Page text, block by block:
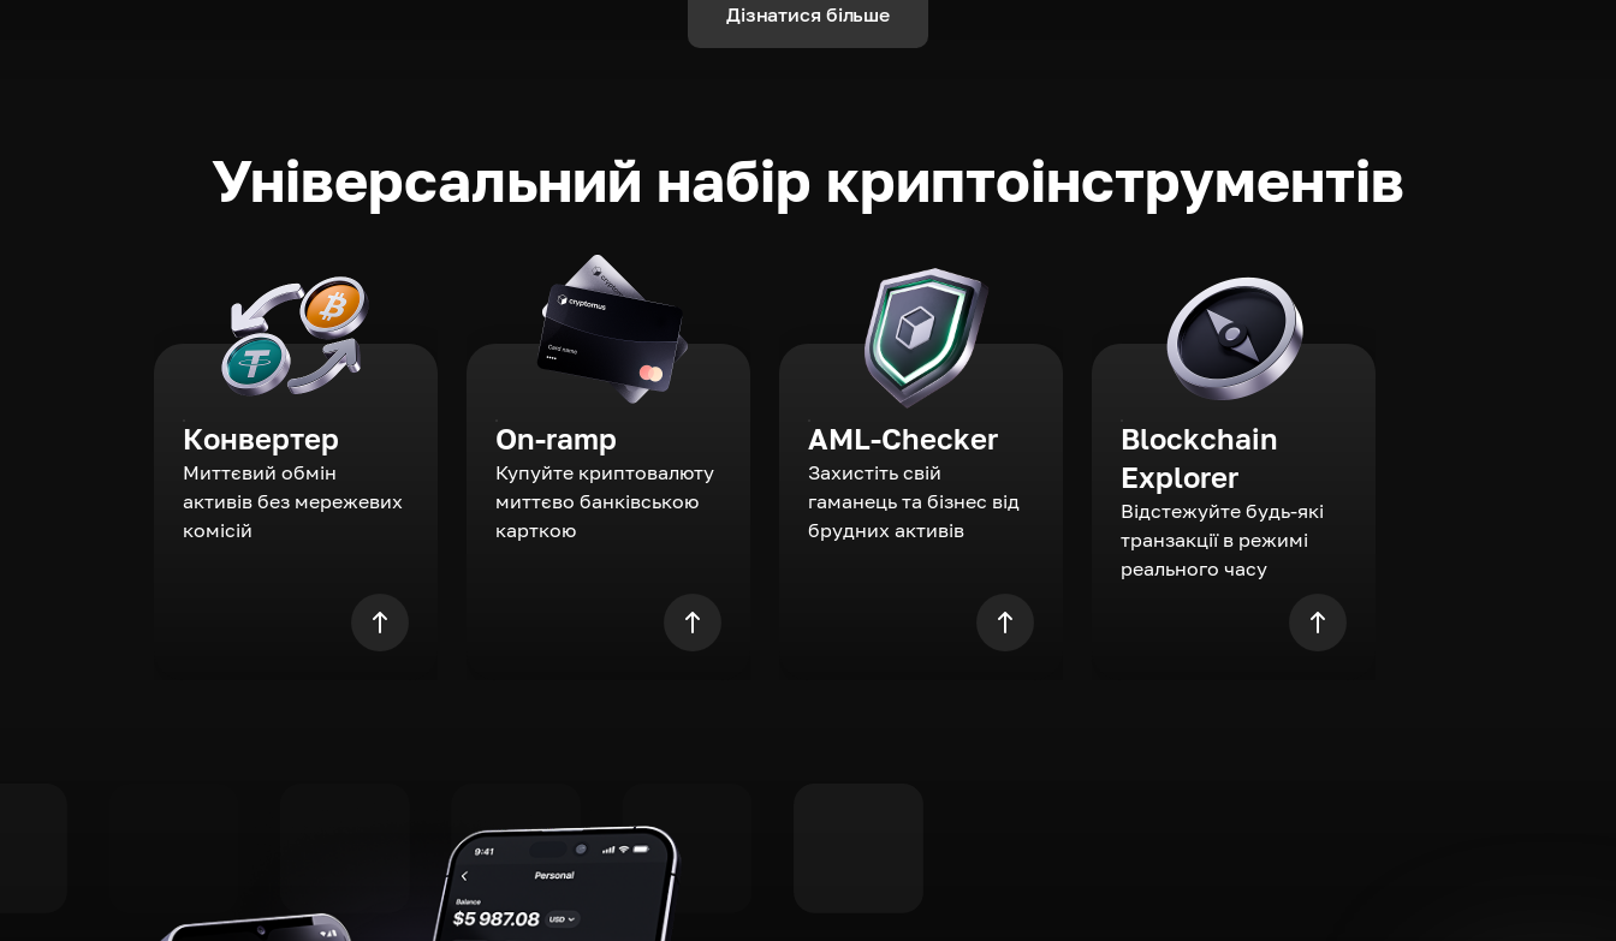
Дізнатися більше
Універсальний набір криптоінструментів
Конвертер
Миттєвий обмін
активів без мережевих
комісій
On-ramp
Купуйте криптовалюту
миттєво банківською
карткою
AML-Checker
Захистіть свій
гаманець та бізнес від
брудних активів
Blockchain
Explorer
Відстежуйте будь-які
транзакції в режимі
реального часу